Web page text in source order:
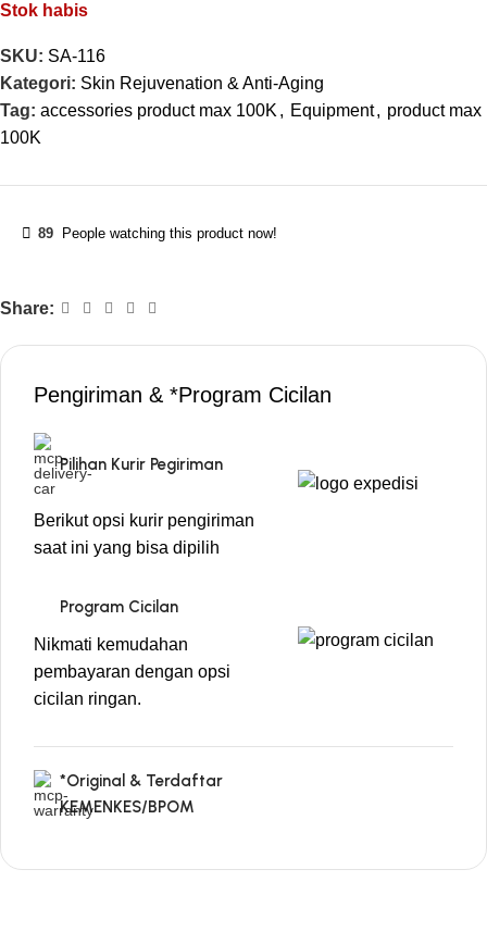
Stok habis
SKU: SA-116
Kategori: Skin Rejuvenation & Anti-Aging
Tag: accessories product max 100K , Equipment, product max
100K
89 People watching this product now!
Share:
Pengiriman & *Program Cicilan
Pilihan Kurir Pegiriman
Berikut opsi kurir pengiriman
saat ini yang bisa dipilih
Program Cicilan
Nikmati kemudahan
pembayaran dengan opsi
cicilan ringan.
*Original & Terdaftar
KEMENKES/BPOM